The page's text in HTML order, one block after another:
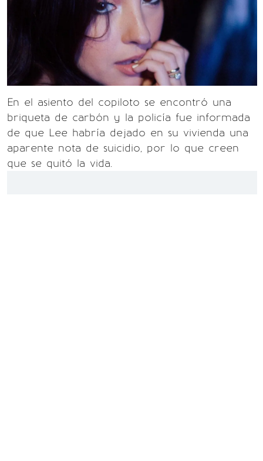
En el asiento del copiloto se encontró una
briqueta de carbón y la policía fue informada
de que Lee habría dejado en su vivienda una
aparente nota de suicidio, por lo que creen
que se quitó la vida.